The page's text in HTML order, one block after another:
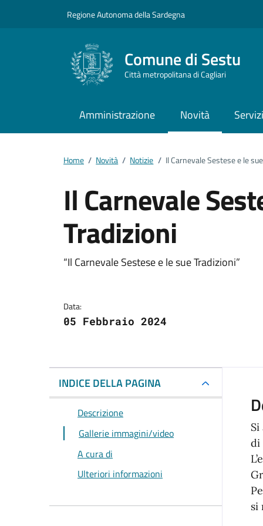
Regione Autonoma della Sardegna
Comune di Sestu
Città metropolitana di Cagliari
Amministrazione Novità
Home / Novità / Notizie / Il Carnevale Sestese e le
Il Carnevale
Tradizioni
Dettagli della
“Il Carnevale Sestese e le sue Tradizioni”
Data:
05 Febbraio 2024
INDICE DELLA PAGINA
Descrizione
Gallerie immagini/video
A cura di
Ulteriori informazioni
di
si